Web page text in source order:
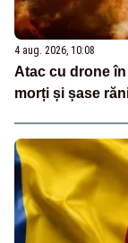
4 aug. 2026, 10:08
Atac cu drone
morți și șase